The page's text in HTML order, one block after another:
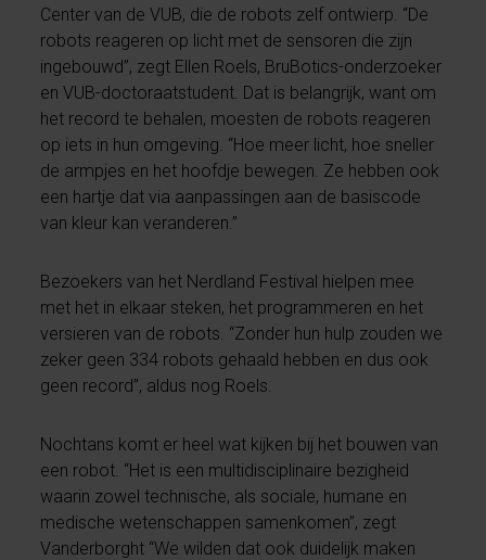
Center van de VUB, die de robots zelf ontwierp. “De
robots reageren op licht met de sensoren die zijn
ingebouwd”, zegt Ellen Roels, BruBotics-onderzoeker
en VUB-doctoraatstudent. Dat is belangrijk, want om
het record te behalen, moesten de robots reageren
op iets in hun omgeving. “Hoe meer licht, hoe sneller
de armpjes en het hoofdje bewegen. Ze hebben ook
een hartje dat via aanpassingen aan de basiscode
van kleur kan veranderen.”
Bezoekers van het Nerdland Festival hielpen mee
met het in elkaar steken, het programmeren en het
versieren van de robots. “Zonder hun hulp zouden we
zeker geen 334 robots gehaald hebben en dus ook
geen record”, aldus nog Roels.
Nochtans komt er heel wat kijken bij het bouwen van
een robot. “Het is een multidisciplinaire bezigheid
waarin zowel technische, als sociale, humane en
medische wetenschappen samenkomen”, zegt
Vanderborght “We wilden dat ook duidelijk maken